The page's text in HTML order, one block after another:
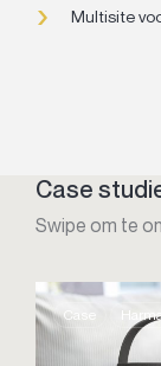
Multisite
Case
Swipe om te
Case